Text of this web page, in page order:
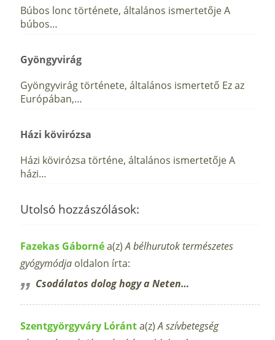
Búbos lonc története, általános ismertetője A
búbos…
Gyöngyvirág
Gyöngyvirág története, általános ismertető Ez az
Európában,…
Házi kövirózsa
Házi kövirózsa történe, általános ismertetője A
házi…
Utolsó hozzászólások:
Fazekas Gábornéa(z)A bélhurutok természetes
gyógymódja oldalon írta:
Csodálatos dolog hogy a Neten…
Szentgyörgyváry Lóránta(z)A szívbetegség